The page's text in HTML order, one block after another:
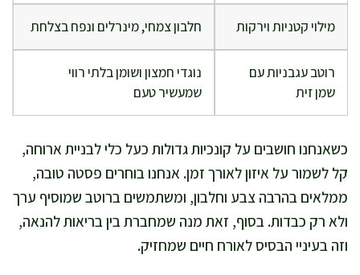
מילוי קטניות וירקות חלבון צמחי, מינרלים ונפח בצלחת
רוטב עגבניות עם
שמן זית
נוגדי חמצון ושומן בלתי רווי
שמעשיר טעם
כשאנחנו חושבים על קונכיות גדולות כעל כלי לבניית ארוחה,
קל לשמור על איזון לאורך זמן. אנחנו בוחרים פסטה טובה,
ממלאים בהרבה צבע וחלבון, ומשתמשים ברוטב שמוסיף ערך
ולא רק כבדות. בסוף, זאת מנה שמחברת בין בריאות להנאה,
וזה בעיניי הבסיס לאורח חיים שמחזיק.